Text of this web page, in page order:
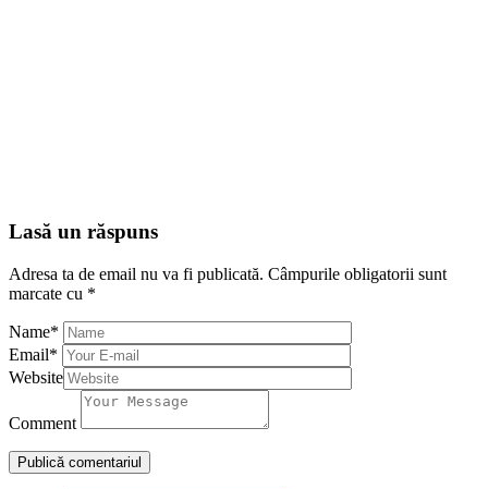
Lasă un răspuns
Adresa ta de email nu va fi publicată. Câmpurile obligatorii sunt
marcate cu *
Name*
Email*
Website
Comment